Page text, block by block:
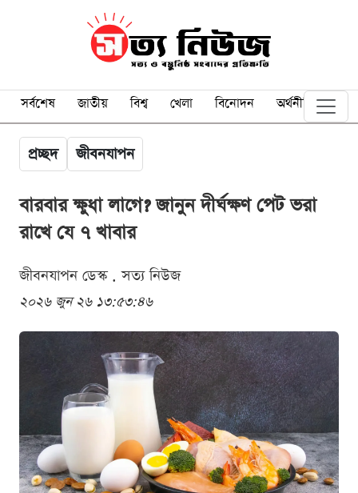
সর্বশেষ জাতীয় বিশ্ব খেলা বিনোদন অর্থনীতি
প্রচ্ছদ জীবনযাপন
বারবার ক্ষুধা লাগে? জানুন দীর্ঘক্ষণ পেট ভরা
রাখে যে ৭ খাবার
জীবনযাপন ডেস্ক . সত্য নিউজ
২০২৬ জুন ২৬ ১৩:৫৩:৪৬